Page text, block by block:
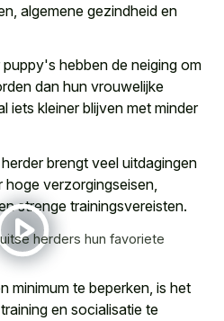
algemene gezindheid en
hebben de neiging om
dan hun vrouwelijke
iets kleiner blijven met minder
brengt veel uitdagingen
verzorgingseisen,
strenge trainingsvereisten.
herders hun favoriete
minimum te beperken, is het
en socialisatie te